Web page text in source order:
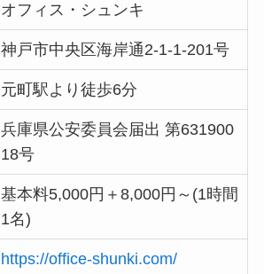
オフィス・シュンキ
神戸市中央区海岸通2-1-1-201号
元町駅より徒歩6分
兵庫県公安委員会届出 第631900
18号
基本料5,000円＋8,000円～(1時間
1名)
https://office-shunki.com/